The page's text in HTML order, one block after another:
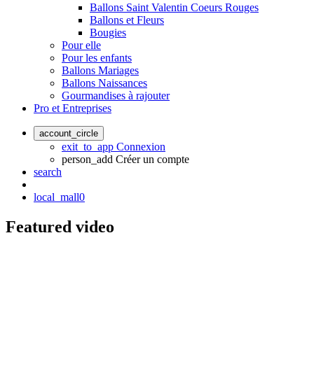
Ballons Saint Valentin Coeurs Rouges
Ballons et Fleurs
Bougies
Pour elle
Pour les enfants
Ballons Mariages
Ballons Naissances
Gourmandises à rajouter
Pro et Entreprises
account_circle
exit_to_app Connexion
person_add Créer un compte
search
local_mall0
Featured video